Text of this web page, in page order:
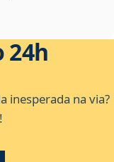
24h
inesperada na via?